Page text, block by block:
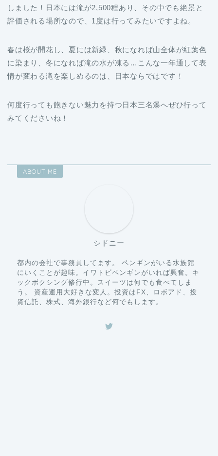
しました！日本には滝が2,500程あり、その中でも絶景と
評価される場所なので、1度は行ってみたいですよね。
春は桜が開花し、夏には新緑、秋になれば山全体が紅葉色
に染まり、冬になれば滝の水が凍る…こんな一年通して表
情が変わる滝を楽しめるのは、日本ならではです！
何度行っても飽きない魅力を持つ日本三名瀑へぜひ行って
みてくださいね！
ABOUT ME
シドニー
都内の会社で事務員してます。 ペンギンがいる水族館
にいくことが趣味。イワトビペンギンがいれば興奮。キ
ックボクシング修行中。スイーツは何でも食べてしま
う。 資産運用大好きな変人。投資はFX、ロボアド、投
資信託、株式、海外銀行など何でもします。